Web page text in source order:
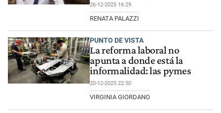
26-12-2025 16:29
RENATA PALAZZI
PUNTO DE VISTA
La reforma laboral no
apunta a donde está la
informalidad: las pymes
20-12-2025 22:50
VIRGINIA GIORDANO